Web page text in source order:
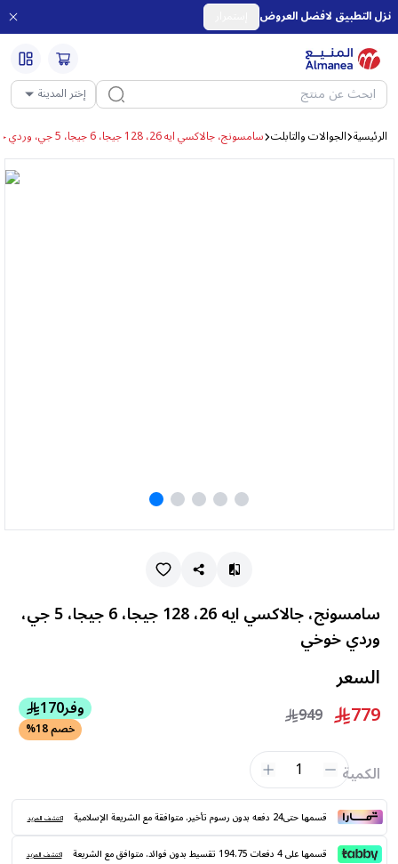
نزل التطبيق لافضل العروض
إختر المدينة
الرئيسية الجوالات والتابلت سامسونج، جالاكسي ايه 26، 128 جيجا، 6 جيجا، 5 جي، وردي خوخي
سامسونج، جالاكسي ايه 26، 128 جيجا، 6 جيجا، 5 جي،
وردي خوخي
السعر
779
949 وفر170
خصم 18%
الكمية 1
قسمها حتى24 دفعه بدون رسوم تأخير. متوافقة مع الشريعة الإسلامية اكتشف المزيد
قسمها على 4 دفعات 194.75 تقسيط بدون فوائد. متوافق مع الشريعة اكتشف المزيد